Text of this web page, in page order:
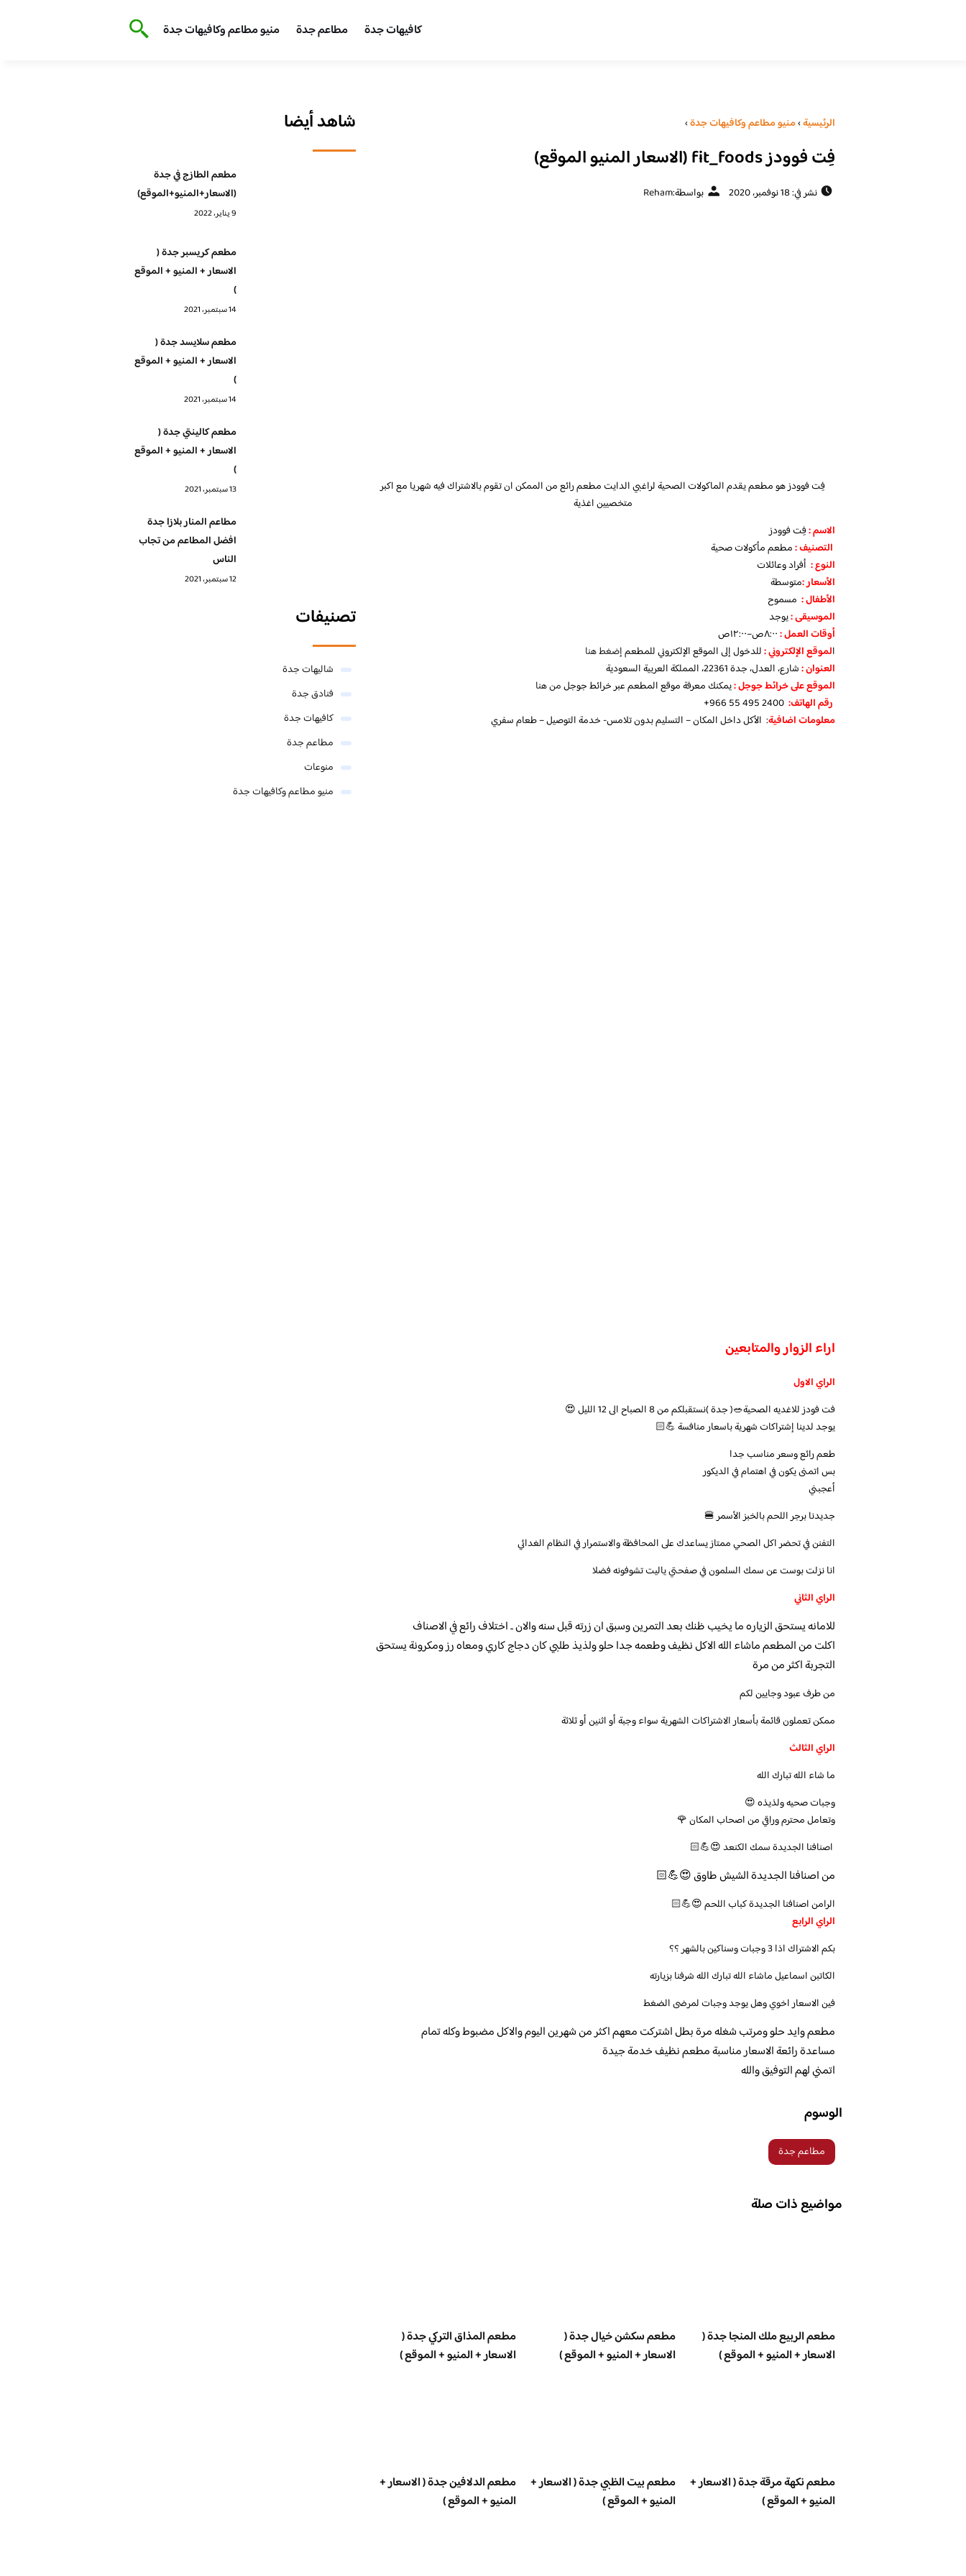
كافيهات جدة مطاعم جدة منيو مطاعم وكافيهات جدة
الرئيسية›منيو مطاعم وكافيهات جدة›
فِت فوودز fit_foods (الاسعار المنيو الموقع)
نشر في: 18 نوفمبر، 2020 بواسطة:Reham
فِت فوودز هو مطعم يقدم الماكولات الصحية لراغبي الدايت مطعم رائع من الممكن ان تقوم بالاشتراك فيه شهريا مع اكبر
متخصيين اغذية
الاسم :فِت فوودز
التصنيف :مطعم مأكولات صحية
النوع : أفراد وعائلات
الأسعار :متوسطة
الأطفال : مسموح
الموسيقى :يوجد
أوقات العمل :
الموقع الإلكتروني :للدخول إلى الموقع الإلكتروني للمطعمإضغط هنا
العنوان :شارع، العدل، جدة 22361، المملكة العربية السعودية
الموقع على خرائط جوجل :يمكنك معرفة موقع المطعم عبر خرائط جوجلمن هنا
رقم الهاتف: +966 55 495 2400
معلومات اضافية: الأكل داخل المكان – التسليم بدون تلامس- خدمة التوصيل – طعام سفري
اراء الزوار والمتابعين
الراي الاول
فت فودز للاغديه الصحية🥗( جدة )نستقبلكم من 8 الصباح الى 12 الليل 😍
يوجد لدينا إشتراكات شهرية باسعار منافسة 💪🏻
طعم رائع وسعر مناسب جدا
بس اتمنى يكون في اهتمام في الديكور
أعجبني
جديدنا برجر اللحم بالخبز الأسمر 🍔
التفنن في تحضر اكل الصحي ممتاز يساعدك على المحافظة والاستمرار في النظام الغدائي
انا نزلت بوست عن سمك السلمون في صفحتي ياليت تشوفونه فضلا
الراي الثاني
للامانه يستحق الزياره ما يخيب ظنك بعد التمرين وسبق ان زرته قبل سنه والان .. اختلاف رائع في الاصناف
اكلت من المطعم ماشاء الله الاكل نظيف وطعمه جدا حلو ولذيذ طلبي كان دجاج كاري ومعاه رز ومكرونة يستحق
التجربة اكثر من مرة
من طرف عبود وجايين لكم
ممكن تعملون قائمة بأسعار الاشتراكات الشهرية سواء وجبة أو اثنين أو ثلاثة
الراي الثالث
ما شاء الله تبارك الله
وجبات صحيه ولذيذه 😍
وتعامل محترم وراقي من اصحاب المكان 🌹
اصنافنا الجديدة سمك الكنعد 😍💪🏻
من اصنافنا الجديدة الشيش طاوق 😍💪🏻
الرامن اصنافنا الجديدة كباب اللحم 😍💪🏻
الراي الرابع
بكم الاشتراك اذا 3 وجبات وسناكين بالشهر ؟؟
الكاتبن اسماعيل ماشاء الله تبارك الله شرفنا بزيارته
فين الاسعار اخوي وهل يوجد وجبات لمرضى الضغط
مطعم وايد حلو ومرتب شغله مرة بطل اشتركت معهم اكثر من شهرين اليوم والاكل مضبوط وكله تمام
مساعدة رائعة الاسعار مناسبة مطعم نظيف خدمة جيدة
اتمني لهم التوفيق والله
الوسوم
مطاعم جدة
مواضيع ذات صلة
مطعم الربيع ملك المنجا جدة (
الاسعار + المنيو + الموقع )
مطعم سكشن خيال جدة (
الاسعار + المنيو + الموقع )
مطعم المذاق التركي جدة (
الاسعار + المنيو + الموقع )
مطعم نكهة مرقة جدة ( الاسعار +
المنيو + الموقع )
مطعم بيت الظبي جدة ( الاسعار +
المنيو + الموقع )
مطعم الدلافين جدة ( الاسعار +
المنيو + الموقع )
شاهد أيضا
مطعم الطازج في جدة
(الاسعار+المنيو+الموقع)
9 يناير، 2022
مطعم كريسبر جدة (
الاسعار + المنيو + الموقع
)
14 سبتمبر، 2021
مطعم سلايسد جدة (
الاسعار + المنيو + الموقع
)
14 سبتمبر، 2021
مطعم كالينتي جدة (
الاسعار + المنيو + الموقع
)
13 سبتمبر، 2021
مطاعم المنار بلازا جدة
افضل المطاعم من تجاب
الناس
12 سبتمبر، 2021
تصنيفات
شاليهات جدة
فنادق جدة
كافيهات جدة
مطاعم جدة
منوعات
منيو مطاعم وكافيهات جدة